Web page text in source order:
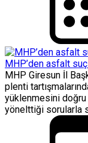
MHP’den asfalt
MHP Giresun İl
plenti
yüklenmesini doğru
yönelttiği sorularla